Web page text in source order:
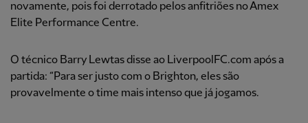
novamente, pois foi derrotado pelos anfitriões no Amex
Elite Performance Centre.
O técnico Barry Lewtas disse ao LiverpoolFC.com após a
partida: “Para ser justo com o Brighton, eles são
provavelmente o time mais intenso que já jogamos.